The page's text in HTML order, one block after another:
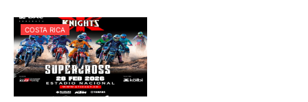
COSTA RICA